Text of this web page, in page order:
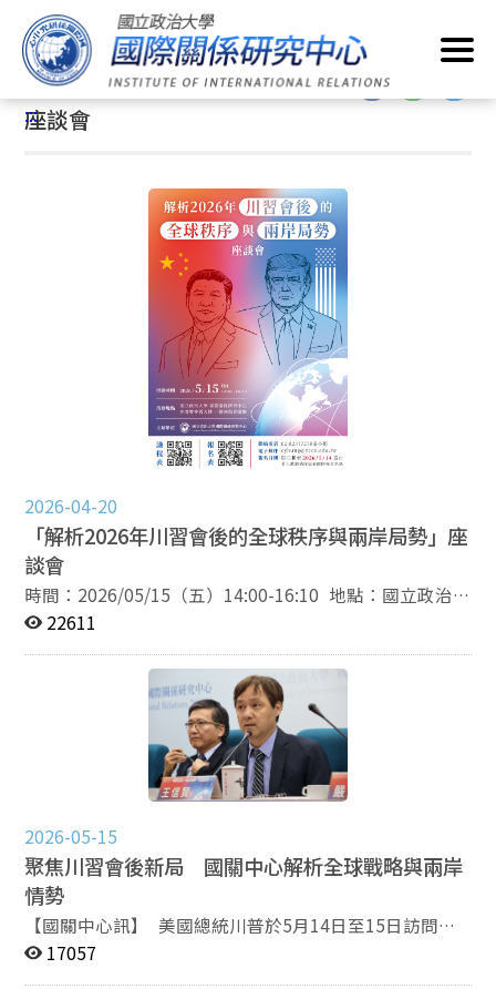
到
主
要
內
首頁/ 最新消息/座談會
:::
:::
座談會
2026-04-20
「解析2026年川習會後的全球秩序與兩岸局勢」座
談會
時間：2026/05/15（五）14:00-16:10 地點：國立政治大
學國際關係研究中心圖書暨會議大樓一樓國際會議廳（臺
https://reurl.cc/K2k2by 報名網址：
https://reurl.cc/N2j2AQ 報名日期：即日起至
2026/05/14為止（若人數額滿，將提前關閉報名系
播），報名參加本次會議必須配合主辦單位會議措施，包
括座位安排、人數限制、自備環保杯等，無法配合者，請
議。 電子郵件：cyhung@nccu.edu.tw 主辦單位：國立
政治大學國際關係研究中心
22611
2026-05-15
聚焦川習會後新局 國關中心解析全球戰略與兩岸
情勢
【國關中心訊】 美國總統川普於5月14日至15日訪問中
國，並與中國國家主席習近平舉行元首會晤。針對此一全
17057